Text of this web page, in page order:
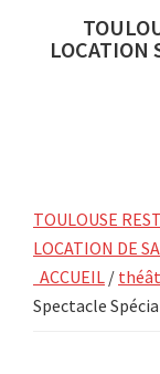
LOCATION
TOULOUSE
LOCATION DE
ACCUEIL /
Spectacle